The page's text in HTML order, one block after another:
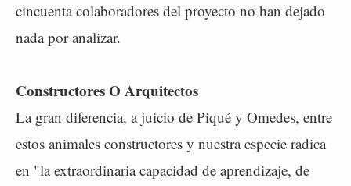
cincuenta colaboradores del proyecto no han dejado
nada por analizar.
Constructores O Arquitectos
La gran diferencia, a juicio de Piqué y Omedes, entre
estos animales constructores y nuestra especie radica
en "la extraordinaria capacidad de aprendizaje, de